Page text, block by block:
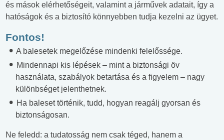
és mások elérhetőségeit, valamint a járművek adatait, így a
hatóságok és a biztosító könnyebben tudja kezelni az ügyet.
Fontos!
A balesetek megelőzése mindenki felelőssége.
Mindennapi kis lépések – mint a biztonsági öv
használata, szabályok betartása és a figyelem – nagy
különbséget jelenthetnek.
Ha baleset történik, tudd, hogyan reagálj gyorsan és
biztonságosan.
Ne feledd: a tudatosság nem csak téged, hanem a